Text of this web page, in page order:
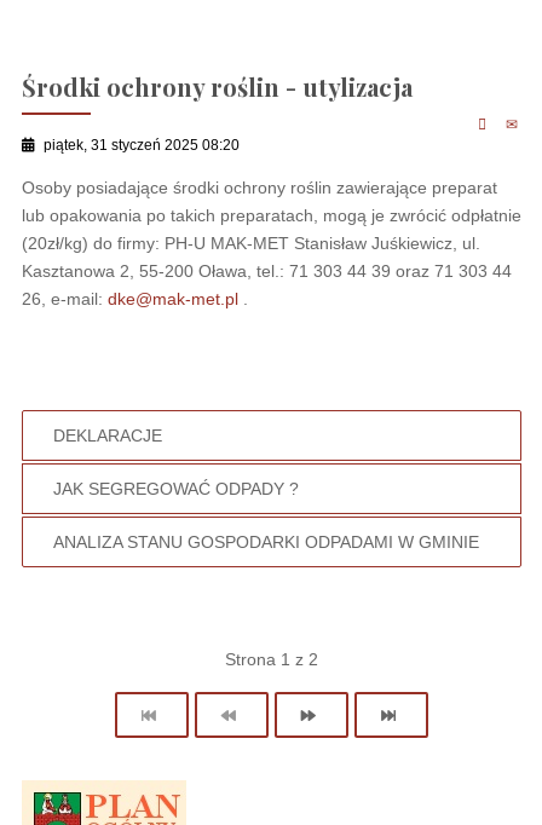
Środki ochrony roślin - utylizacja
piątek, 31 styczeń 2025 08:20
Osoby posiadające środki ochrony roślin zawierające preparat
lub opakowania po takich preparatach, mogą je zwrócić odpłatnie
(20zł/kg) do firmy: PH-U MAK-MET Stanisław Juśkiewicz, ul.
Kasztanowa 2, 55-200 Oława, tel.: 71 303 44 39 oraz 71 303 44
26, e-mail: dke@mak-met.pl.
DEKLARACJE
JAK SEGREGOWAĆ ODPADY ?
ANALIZA STANU GOSPODARKI ODPADAMI W GMINIE
Strona 1 z 2